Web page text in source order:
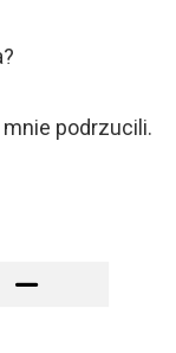
mnie podrzucili.